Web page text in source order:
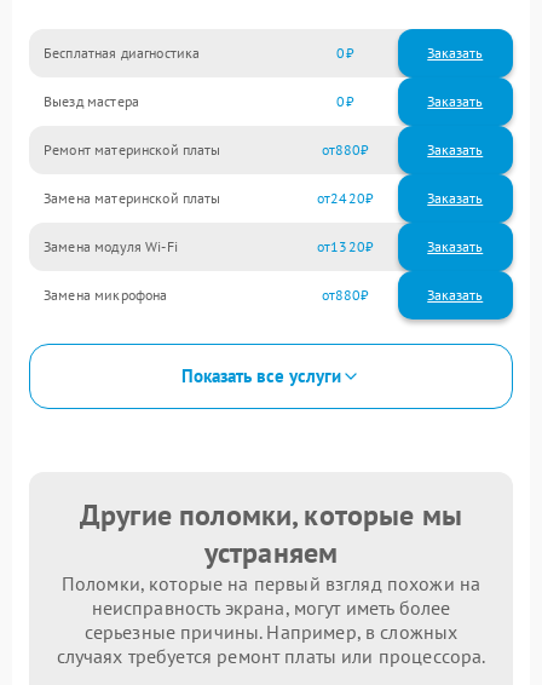
Бесплатная диагностика 0 Заказать
Выезд мастера 0 Заказать
Ремонт материнской платы 880
Замена материнской платы 2420
Замена модуля Wi-Fi 1320
Замена микрофона 880
Показать все услуги
Другие поломки, которые мы
устраняем
Поломки, которые на первый взгляд похожи на
неисправность экрана, могут иметь более
серьезные причины. Например, в сложных
случаях требуется ремонт платы или процессора.